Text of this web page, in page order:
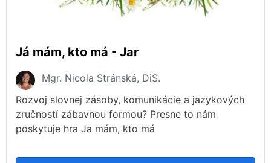
Já mám, kto má - Jar
Mgr. Nicola Stránská, DiS.
Rozvoj slovnej zásoby, komunikácie a jazykových
zručností zábavnou formou? Presne to nám
poskytuje hra Ja mám, kto má